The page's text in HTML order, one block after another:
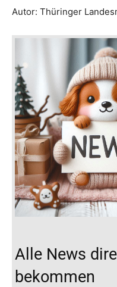
Autor: Thüringer
Alle News
bekommen